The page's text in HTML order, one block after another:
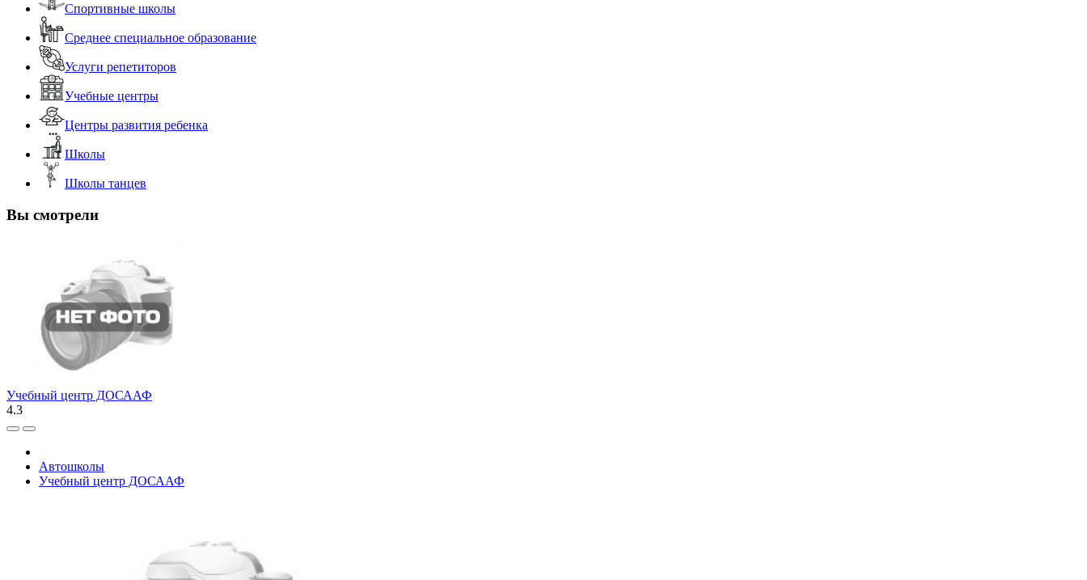
Спортивные школы
Среднее специальное образование
Услуги репетиторов
Учебные центры
Центры развития ребенка
Школы
Школы танцев
Вы смотрели
Учебный центр ДОСААФ
4.3
Автошколы
Учебный центр ДОСААФ